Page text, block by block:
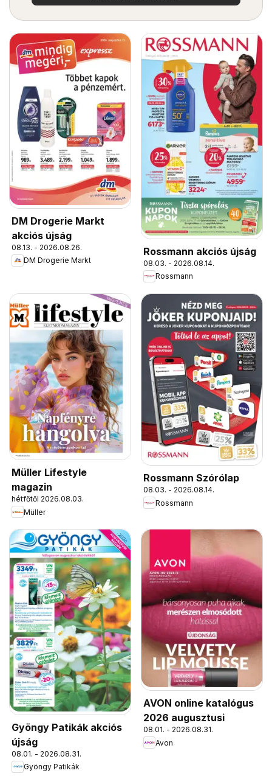
DM Drogerie Markt
akciós újság
08.13. - 2026.08.26.
DM Drogerie Markt
Rossmann akciós újság
08.03. - 2026.08.14.
Rossmann
Müller Lifestyle
magazin
hétfőtől 2026.08.03.
Müller
Rossmann Szórólap
08.03. - 2026.08.14.
Rossmann
Gyöngy Patikák akciós
újság
08.01. - 2026.08.31.
Gyöngy Patikák
AVON online katalógus
2026 augusztusi
08.01. - 2026.08.31.
Avon